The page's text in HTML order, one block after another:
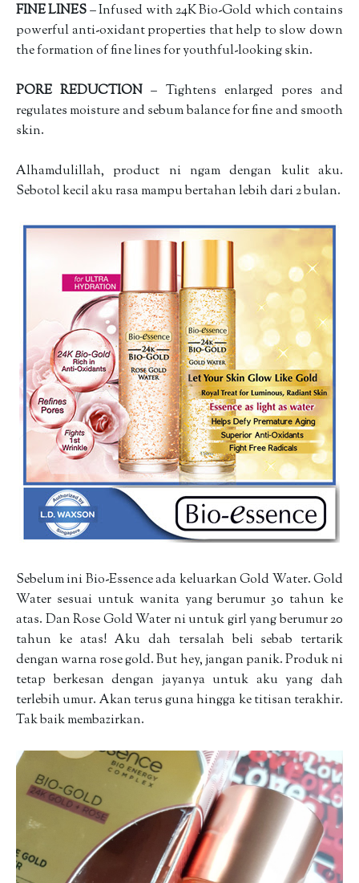
FINE LINES– Infused with 24K Bio-Gold which contains
powerful anti-oxidant properties that help to slow down
the formation of fine lines for youthful-looking skin.
PORE REDUCTION– Tightens enlarged pores and
regulates moisture and sebum balance for fine and smooth
skin.
Alhamdulillah, product ni ngam dengan kulit aku.
Sebotol kecil aku rasa mampu bertahan lebih dari 2 bulan.
Sebelum ini Bio-Essence ada keluarkan Gold Water. Gold
Water sesuai untuk wanita yang berumur 30 tahun ke
atas. Dan Rose Gold Water ni untuk girl yang berumur 20
tahun ke atas! Aku dah tersalah beli sebab tertarik
dengan warna rose gold. But hey, jangan panik. Produk ni
tetap berkesan dengan jayanya untuk aku yang dah
terlebih umur. Akan terus guna hingga ke titisan terakhir.
Tak baik membazirkan.